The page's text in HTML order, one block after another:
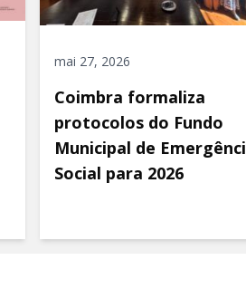
mai 27, 2026
Coimbra formaliza
protocolos do Fundo
Municipal de
Social para 2026